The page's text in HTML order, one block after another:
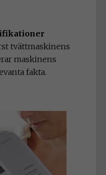
tvättmaskinens
maskinens
fakta.